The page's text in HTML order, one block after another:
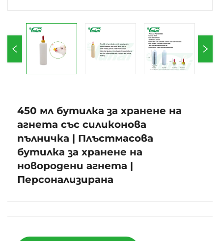
450 мл бутилка за хранене на
агнета със силиконова
пълничка | Плъстмасова
бутилка за хранене на
новородени агнета |
Персонализирана